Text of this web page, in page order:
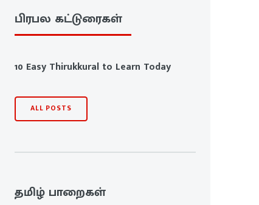
பிரபல கட்டுரைகள்
10 Easy Thirukkural to Learn Today
ALL POSTS
தமிழ் பாறைகள்